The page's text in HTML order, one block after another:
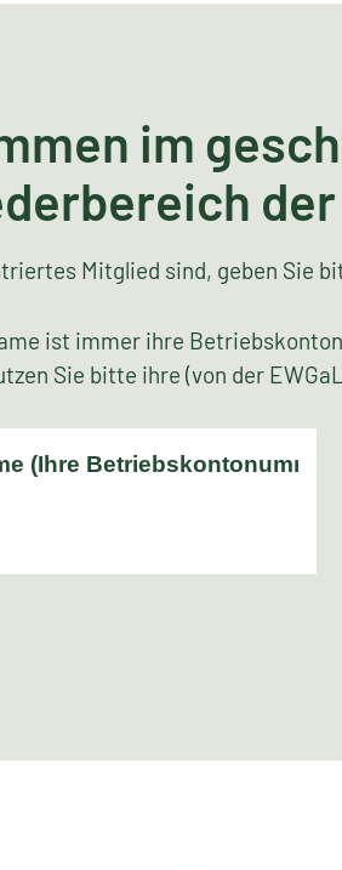
im
Mitglied sind, geben Sie
ist immer ihre
Sie bitte ihre (von der